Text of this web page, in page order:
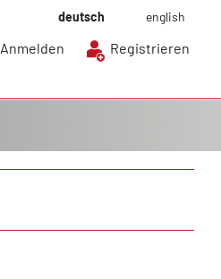
deutsch english
Anmelden Registrieren